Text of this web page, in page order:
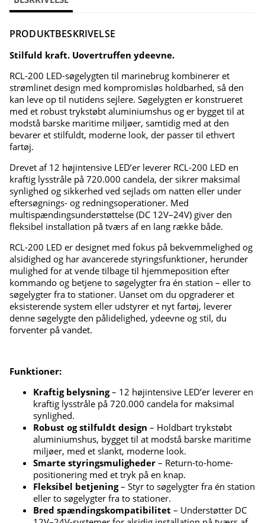
PRODUKTBESKRIVELSE
Stilfuld kraft. Uovertruffen ydeevne.
RCL-200 LED-søgelygten til marinebrug kombinerer et
strømlinet design med kompromisløs holdbarhed, så den
kan leve op til nutidens sejlere. Søgelygten er konstrueret
med et robust trykstøbt aluminiumshus og er bygget til at
modstå barske maritime miljøer, samtidig med at den
bevarer et stilfuldt, moderne look, der passer til ethvert
fartøj.
Drevet af 12 højintensive LED’er leverer RCL-200 LED en
kraftig lysstråle på 720.000 candela, der sikrer maksimal
synlighed og sikkerhed ved sejlads om natten eller under
eftersøgnings- og redningsoperationer. Med
multispændingsunderstøttelse (DC 12V–24V) giver den
fleksibel installation på tværs af en lang række både.
RCL-200 LED er designet med fokus på bekvemmelighed og
alsidighed og har avancerede styringsfunktioner, herunder
mulighed for at vende tilbage til hjemmeposition efter
kommando og betjene to søgelygter fra én station – eller to
søgelygter fra to stationer. Uanset om du opgraderer et
eksisterende system eller udstyrer et nyt fartøj, leverer
denne søgelygte den pålidelighed, ydeevne og stil, du
forventer på vandet.
Funktioner:
Kraftig belysning– 12 højintensive LED’er leverer en
kraftig lysstråle på 720.000 candela for maksimal
synlighed.
Robust og stilfuldt design – Holdbart trykstøbt
aluminiumshus, bygget til at modstå barske maritime
miljøer, med et slankt, moderne look.
Smarte styringsmuligheder – Return-to-home-
positionering med et tryk på en knap.
Fleksibel betjening– Styr to søgelygter fra én station
eller to søgelygter fra to stationer.
Bred spændingskompatibilitet – Understøtter DC